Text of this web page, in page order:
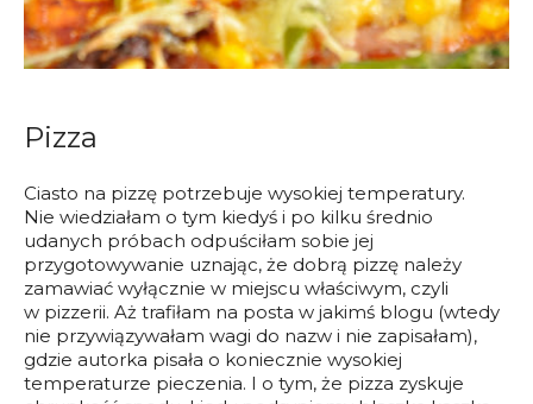
Pizza
Ciasto na pizzę potrzebuje wysokiej temperatury.
Nie wiedziałam o tym kiedyś i po kilku średnio
udanych próbach odpuściłam sobie jej
przygotowywanie uznając, że dobrą pizzę należy
zamawiać wyłącznie w miejscu właściwym, czyli
w pizzerii. Aż trafiłam na posta w jakimś blogu (wtedy
nie przywiązywałam wagi do nazw i nie zapisałam),
gdzie autorka pisała o koniecznie wysokiej
temperaturze pieczenia. I o tym, że pizza zyskuje